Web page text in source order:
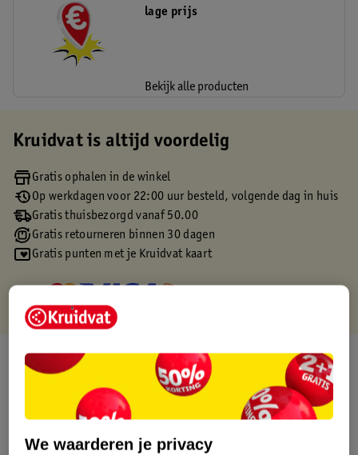
lage prijs
Bekijk alle producten
Kruidvat is altijd voordelig
Gratis ophalen in de winkel
Op werkdagen voor 22:00 uur besteld, volgende dag in huis
Gratis thuisbezorgd vanaf 50.00
Gratis retourneren binnen 30 dagen
Gratis punten met je Kruidvat kaart
Over dit product
Productinformatie
Etiketinformatie
We waarderen je privacy